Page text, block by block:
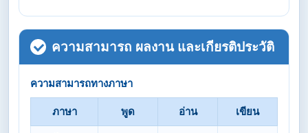
ความสามารถ ผลงาน และเกียรติประวัติ
ความสามารถทางภาษา
ภาษา พูด อ่าน เขียน